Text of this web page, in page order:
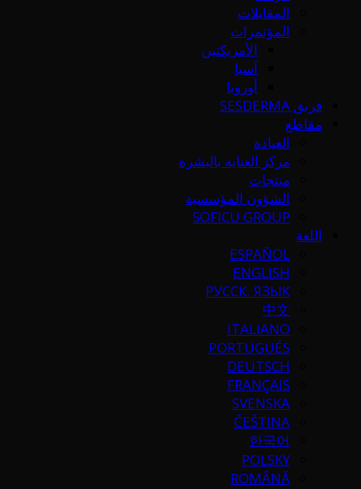
المقابلات
المؤتمرات
الأمريكتين
آسيا
أوروبا
فريق SESDERMA
مقاطع
العيادة
مركز العناية بالبشرة
منتجات
الشؤون المؤسسية
SOFICU GROUP
اللغة
ESPAÑOL
ENGLISH
РУССК. ЯЗЫК
中文
ITALIANO
PORTUGUÉS
DEUTSCH
FRANÇAIS
SVENSKA
ČEŠTINA
한국어
POLSKY
ROMÂNĂ